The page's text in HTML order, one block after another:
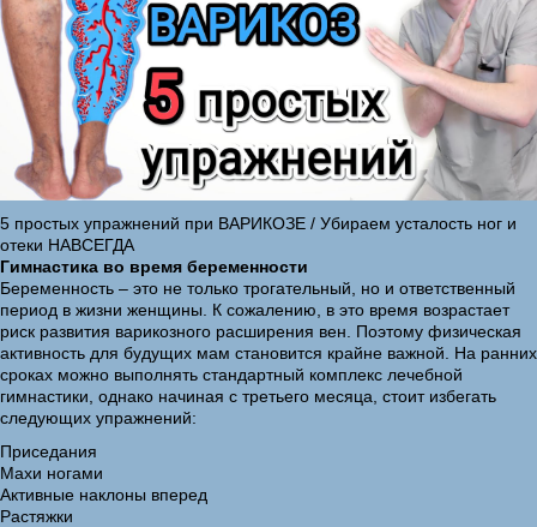
5 простых упражнений при ВАРИКОЗЕ / Убираем усталость ног и
отеки НАВСЕГДА
Гимнастика во время беременности
Беременность – это не только трогательный, но и ответственный
период в жизни женщины. К сожалению, в это время возрастает
риск развития варикозного расширения вен. Поэтому физическая
активность для будущих мам становится крайне важной. На ранних
сроках можно выполнять стандартный комплекс лечебной
гимнастики, однако начиная с третьего месяца, стоит избегать
следующих упражнений:
Приседания
Махи ногами
Активные наклоны вперед
Растяжки